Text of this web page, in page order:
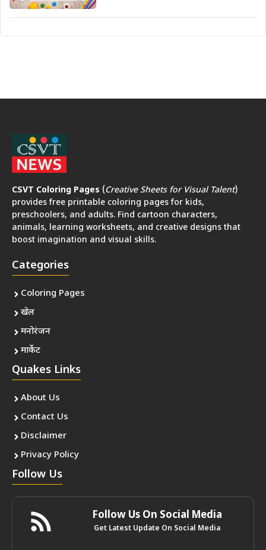
CSVT Coloring Pages (Creative Sheets for Visual Talent)
provides free printable coloring pages for kids,
preschoolers, and adults. Find cartoon characters,
animals, learning worksheets, and creative designs that
boost imagination and visual skills.
Categories
Coloring Pages
खेल
मनोरंजन
मार्केट
Quakes Links
About Us
Contact Us
Disclaimer
Privacy Policy
Follow Us
Follow Us On Social Media
Get Latest Update On Social Media